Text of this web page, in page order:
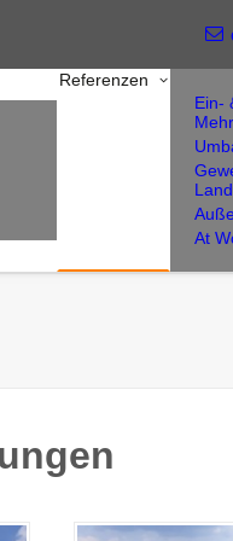
Referenzen
Ein-
At